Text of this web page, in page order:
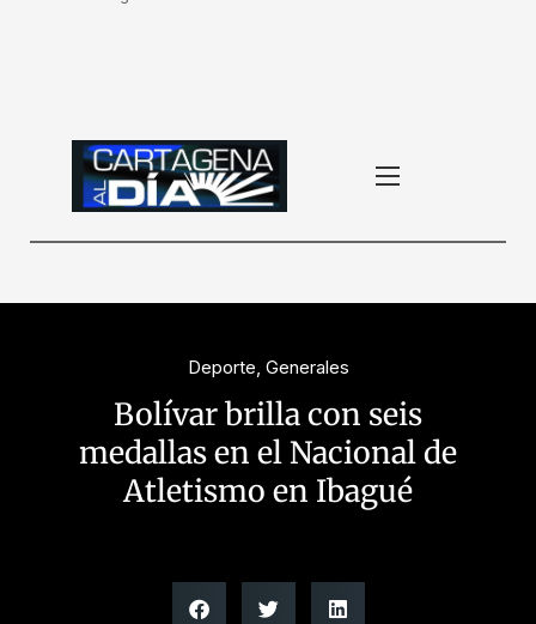
Deporte, Generales
Bolívar brilla con seis
medallas en el Nacional de
Atletismo en Ibagué